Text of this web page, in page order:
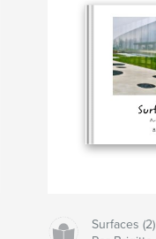
Surfaces (2)